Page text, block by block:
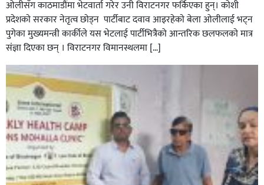
ओलीसँग काठमाडौंमा भेटवार्ता गरेर उनी विराटनगर फर्किएका हुन्। काेशी
प्रदेशकाे सरकार नेतृत्व छाेड्न पार्टीबाट दवाव आइरहेकाे बेला ओलीलाई भट्न
पुगेका मुख्यमन्त्री कार्कीले यस भेटलाई पार्टीभित्रैको आन्तरिक छलफलकाे मात्र
संज्ञा दिएका छन् । विराटनगर विमानस्थलमा […]